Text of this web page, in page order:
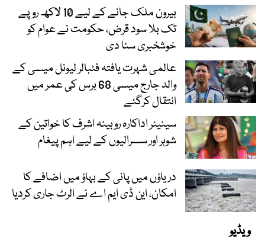
بیرون ملک جانے کے لیے 10 لاکھ روپے
تک بلا سود قرض، حکومت نے عوام کو
خوشخبری سنا دی
عالمی شہرت یافتہ فٹبالر لیونل میسی کے
والد جارج میسی 68 برس کی عمر میں
انتقال کرگئے
سینیئر اداکارہ روبینہ اشرف کا خواتین کے
شوہر اور سسرالیوں کے لیے اہم پیغام
دریاؤں میں پانی کے بہاؤ میں اضافے کا
امکان، این ڈی ایم اے نے الرٹ جاری کردیا
ویڈیو